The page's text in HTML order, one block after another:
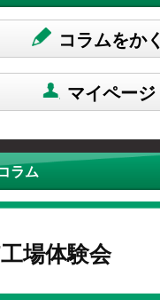
コラムをかく
マイページ
ラム
場体験会